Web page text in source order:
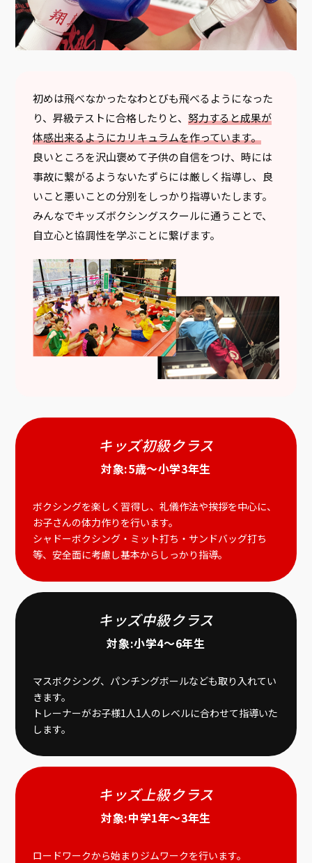
初めは飛べなかったなわとびも飛べるようになった
り、昇級テストに合格したりと、努力すると成果が
体感出来るようにカリキュラムを作っています。
良いところを沢山褒めて子供の自信をつけ、時には
事故に繋がるようないたずらには厳しく指導し、良
いこと悪いことの分別をしっかり指導いたします。
みんなでキッズボクシングスクールに通うことで、
自立心と協調性を学ぶことに繋げます。
キッズ初級クラス
対象:5歳～小学3年生
ボクシングを楽しく習得し、礼儀作法や挨拶を中心に、
お子さんの体力作りを行います。
シャドーボクシング・ミット打ち・サンドバッグ打ち
等、安全面に考慮し基本からしっかり指導。
キッズ中級クラス
対象:小学4〜6年生
マスボクシング、パンチングボールなども取り入れてい
きます。
トレーナーがお子様1人1人のレベルに合わせて指導いた
します。
キッズ上級クラス
対象:中学1年〜3年生
ロードワークから始まりジムワークを行います。